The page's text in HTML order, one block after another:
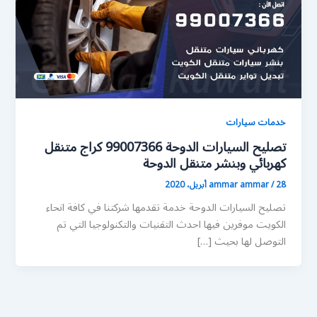
خدمات سيارات
تصليح السيارات الدوحة 99007366 كراج متنقل
كهربائي وبنشر متنقل الدوحة
ammar ammar/28 أبريل، 2020
تصليح السيارات الدوحة خدمة تقدمها شركتنا في كافة انحاء
الكويت موفرين فيها احدث التقنيات والتكنولوجيا التي تم
التوصل لها بحيث […]